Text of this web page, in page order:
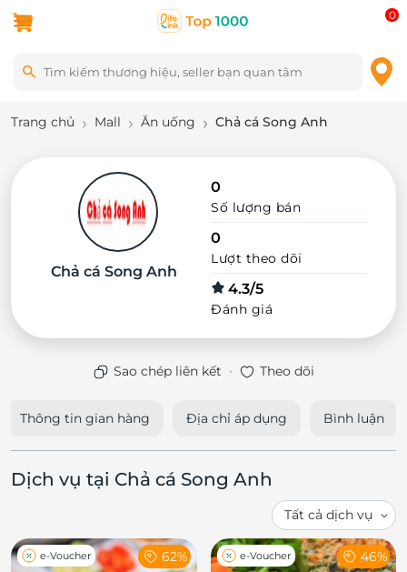
0
Trang chủ Mall Ăn uống Chả cá Song Anh
Chả cá Song Anh
0
Số lượng bán
0
Lượt theo dõi
4.3/5
Đánh giá
Sao chép liên kết · Theo dõi
Thông tin gian hàng Địa chỉ áp dụng Bình luận
Dịch vụ tại Chả cá Song Anh
e-Voucher 62% e-Voucher 46%